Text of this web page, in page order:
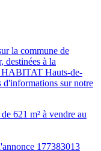
la commune de
destinées à la
Hauts-de-
d'informations sur notre